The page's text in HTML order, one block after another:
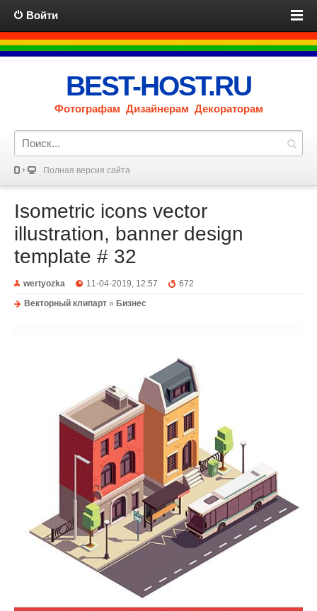
Войти
BEST-HOST.RU
Фотографам Дизайнерам Декораторам
Полная версия сайта
Isometric icons vector
illustration, banner design
template # 32
wertyozka 11-04-2019, 12:57
672
Векторный клипарт » Бизнес